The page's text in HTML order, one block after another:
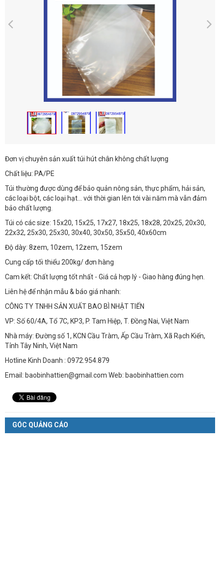
Đơn vị chuyên sản xuất túi hút chân không chất lượng
Chất liệu: PA/PE
Túi thường được dùng để bảo quản nông sản, thực phẩm, hải sản,
các loại bột, các loại hạt... với thời gian lên tới vài năm mà vẫn đảm
bảo chất lượng.
Túi có các size: 15x20, 15x25, 17x27, 18x25, 18x28, 20x25, 20x30,
22x32, 25x30, 25x30, 30x40, 30x50, 35x50, 40x60cm
Độ dày: 8zem, 10zem, 12zem, 15zem
Cung cấp tối thiểu 200kg/ đơn hàng
Cam kết: Chất lượng tốt nhất - Giá cả hợp lý - Giao hàng đúng hẹn.
Liên hệ để nhận mẫu & báo giá nhanh:
CÔNG TY TNHH SẢN XUẤT BAO BÌ NHẬT TIẾN
VP: Số 60/4A, Tổ 7C, KP3, P. Tam Hiệp, T. Đồng Nai, Việt Nam
Nhà máy: Đường số 1, KCN Cầu Tràm, Ấp Cầu Tràm, Xã Rạch Kiến,
Tỉnh Tây Ninh, Việt Nam
Hotline Kinh Doanh : 0972.954.879
Email: baobinhattien@gmail.com Web: baobinhattien.com
GÓC QUẢNG CÁO